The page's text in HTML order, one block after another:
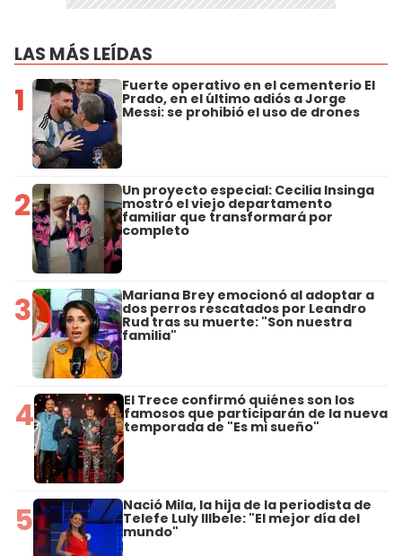
LAS MÁS LEÍDAS
1 Fuerte operativo en el cementerio El
Prado, en el último adiós a Jorge
Messi: se prohibió el uso de drones
2 Un proyecto especial: Cecilia Insinga
mostró el viejo departamento
familiar que transformará por
completo
3 Mariana Brey emocionó al adoptar a
dos perros rescatados por Leandro
Rud tras su muerte: "Son nuestra
familia"
4 El Trece confirmó quiénes son los
famosos que participarán de la nueva
temporada de "Es mi sueño"
5 Nació Mila, la hija de la periodista de
Telefe Luly Illbele: "El mejor día del
mundo"